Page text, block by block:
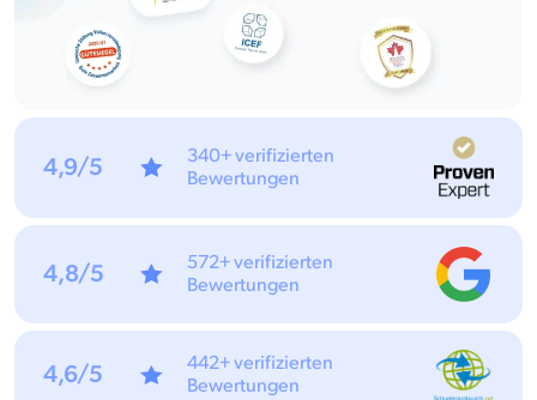
4,9/5
340+ verifizierten
Bewertungen
4,8/5
572+ verifizierten
Bewertungen
4,6/5
442+ verifizierten
Bewertungen